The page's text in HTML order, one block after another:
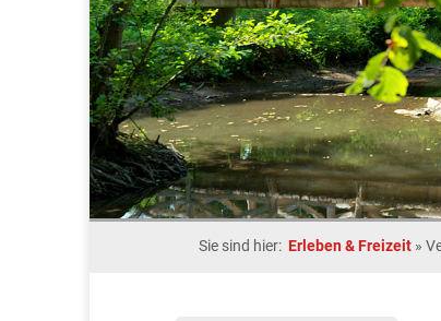
Sie sind hier: Erleben & Freizeit »